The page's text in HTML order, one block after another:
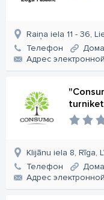
Raiņa iela 11 - 36,
Телефон
Aдрес
Klijānu iela 8, Rīga,
Телефон
Aдрес